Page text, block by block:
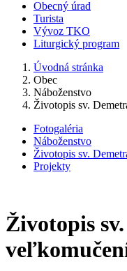
Obecný úrad
Turista
Vývoz TKO
Liturgický program
Úvodná stránka
Obec
Náboženstvo
Životopis sv.
Fotogaléria
Náboženstvo
Životopis sv.
Projekty
Životopis